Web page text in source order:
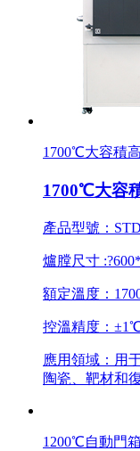
1700℃大容積
1700℃大容
產品型號：
爐膛尺寸
額定溫度：
控溫精度：
應用領域：用
陶瓷、靶材和
1200℃自動門